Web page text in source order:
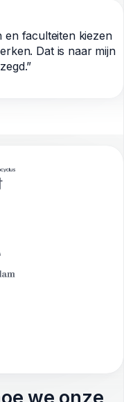
en faculteiten kiezen
Dat is naar mijn
we onze